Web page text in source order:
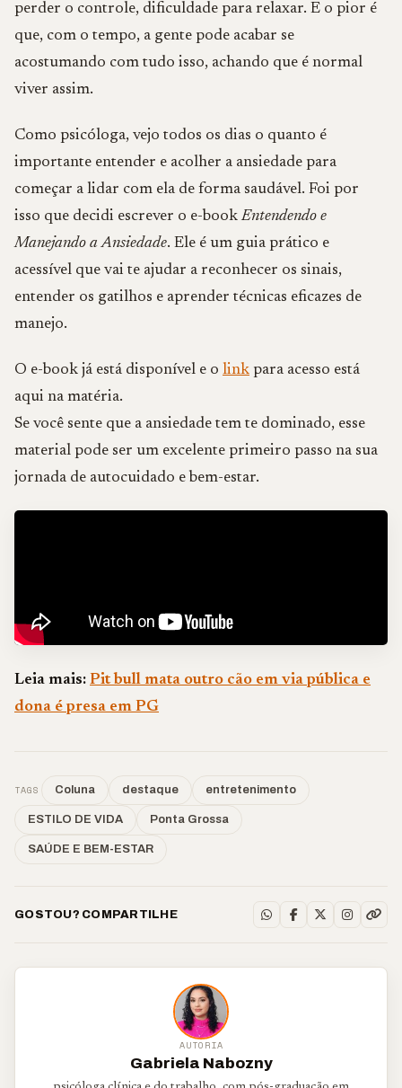
perder o controle, dificuldade para relaxar. E o pior é
que, com o tempo, a gente pode acabar se
acostumando com tudo isso, achando que é normal
viver assim.
Como psicóloga, vejo todos os dias o quanto é
importante entender e acolher a ansiedade para
começar a lidar com ela de forma saudável. Foi por
isso que decidi escrever o e-book Entendendo e
Manejando a Ansiedade. Ele é um guia prático e
acessível que vai te ajudar a reconhecer os sinais,
entender os gatilhos e aprender técnicas eficazes de
manejo.
O e-book já está disponível e o link para acesso está
aqui na matéria.
Se você sente que a ansiedade tem te dominado, esse
material pode ser um excelente primeiro passo na sua
jornada de autocuidado e bem-estar.
Leia mais: Pit bull mata outro cão em via pública e
dona é presa em PG
TAGS Coluna destaque entretenimento
ESTILO DE VIDA Ponta Grossa
SAÚDE E BEM-ESTAR
GOSTOU? COMPARTILHE
AUTORIA
Gabriela Nabozny